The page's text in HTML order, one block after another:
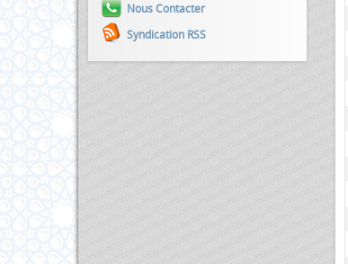
Nous Contacter
Syndication RSS